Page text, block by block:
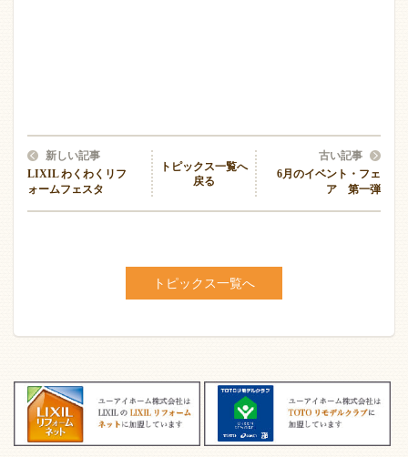
新しい記事
LIXIL わくわくリフ
ォームフェスタ
トピックス一覧へ
戻る
古い記事
6月のイベント・フェ
ア 第一弾
トピックス一覧へ